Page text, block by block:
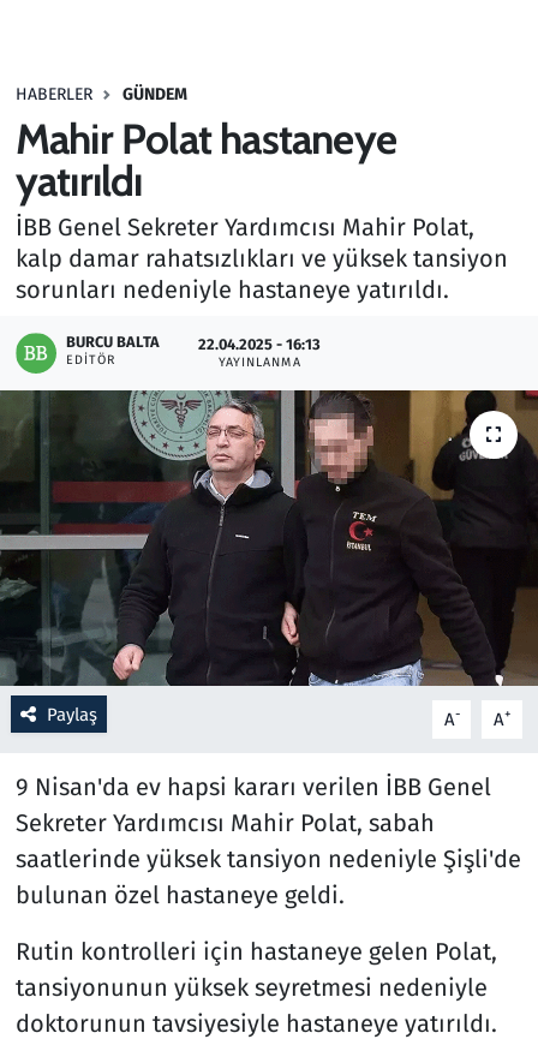
HABERLER GÜNDEM
Mahir Polat hastaneye
yatırıldı
İBB Genel Sekreter Yardımcısı Mahir Polat,
kalp damar rahatsızlıkları ve yüksek tansiyon
sorunları nedeniyle hastaneye yatırıldı.
BURCU BALTA
EDITÖR
22.04.2025 - 16:13
YAYINLANMA
Paylaş A- A+
9 Nisan'da ev hapsi kararı verilen İBB Genel
Sekreter Yardımcısı Mahir Polat, sabah
saatlerinde yüksek tansiyon nedeniyle Şişli'de
bulunan özel hastaneye geldi.
Rutin kontrolleri için hastaneye gelen Polat,
tansiyonunun yüksek seyretmesi nedeniyle
doktorunun tavsiyesiyle hastaneye yatırıldı.
Haber
Kültür Sanat
Kurumsal Haberler
Lezzet Durağı
Memur ve Kamu
Otomobil
Oyun
Ramazan
Resmi İlanlar
Rüya Tabirleri
Sağlık
Savunma Sanayi
Seçim 2023
Spor
Teknoloji ve Bilim
Televizyon